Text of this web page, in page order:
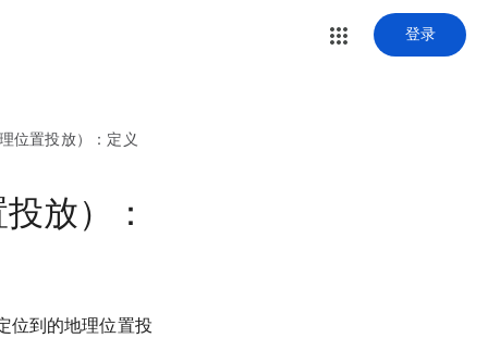
登录
位置投放）：定义
放）：
位到的地理位置投